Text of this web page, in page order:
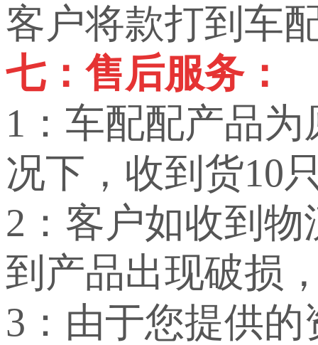
客户将款打到车
七：售后服务：
1：车配配产品
况下，收到货10
2：客户如收到
到产品出现破损
3：由于您提供